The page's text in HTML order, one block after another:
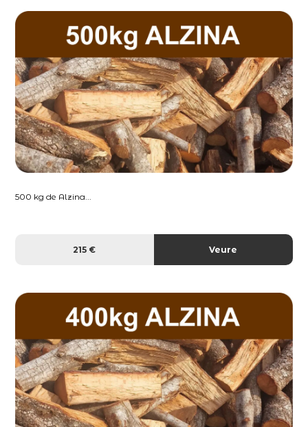
500 kg de Alzina...
215 € Veure